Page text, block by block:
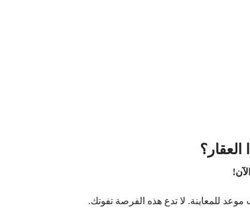
للمعاينة. لا تدع هذه الفرصة تفوتك.